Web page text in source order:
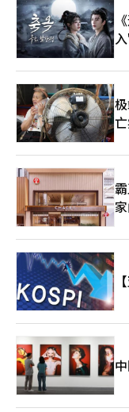
供暖领域的脱碳转型
等五大高碳排放行业
比例达到50%，并推
共同住宅热泵的实证
作为核心任务推进。
比例将扩大至30%，
系。气候灾害和生活
人工智能的洪水应对
生活区细颗粒物减排
命和气候危机的双重
力和水资源，支持重
服气候危机，创造一
能（AI）系统翻译与